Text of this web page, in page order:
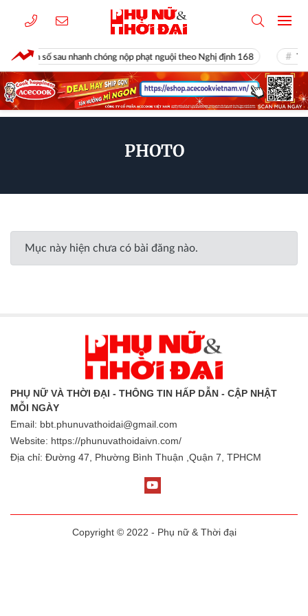
biển số sau nhanh chóng nộp phạt nguội theo Nghị định 168 Từ
PHOTO
Mục này hiện chưa có bài đăng nào.
PHỤ NỮ VÀ THỜI ĐẠI - THÔNG TIN HẤP DẪN - CẬP NHẬT
MỖI NGÀY
Email: bbt.phunuvathoidai@gmail.com
Website: https://phunuvathoidaivn.com/
Địa chỉ: Đường 47, Phường Bình Thuận ,Quận 7, TPHCM
Copyright © 2022 - Phụ nữ & Thời đại